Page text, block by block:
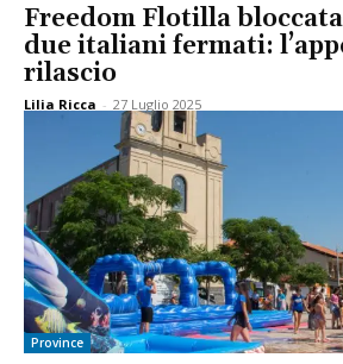
Freedom Flotilla
due italiani fermati:
rilascio
Lilia Ricca - 27 Luglio 2025
Province